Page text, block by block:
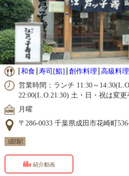
和食 寿司[鮨] 創作料理 高級料理
営業時間：ランチ 11:30～
22:00(L.O.21:30) 土・日・祝は変
月曜
〒286-0033 千葉県成田市花崎町
成田駅
紹介動画